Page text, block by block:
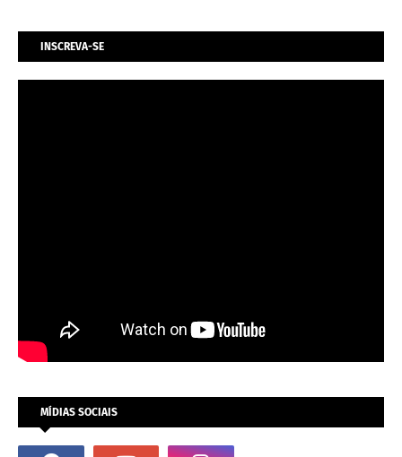
INSCREVA-SE
MÍDIAS SOCIAIS